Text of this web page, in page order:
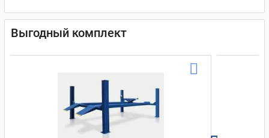
Выгодный комплект